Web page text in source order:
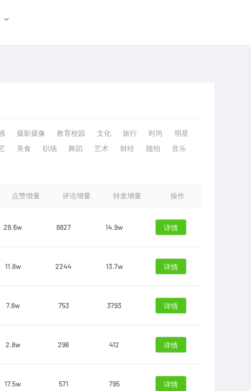
摄影摄像 教育校园 文化 旅行 时尚
明星
美食 职场 舞蹈 艺术 财经 随拍
音乐
点赞增量 评论增量 转发增量 操作
28.6w 8827 14.9w 详情
11.8w 2244 13.7w 详情
7.8w 753 3793 详情
2.8w 296 412 详情
17.5w 571 795 详情